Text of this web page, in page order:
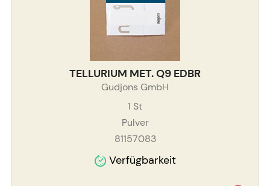
TELLURIUM MET. Q9 EDBR
Gudjons GmbH
1 St
Pulver
81157083
Verfügbarkeit